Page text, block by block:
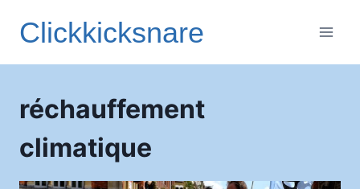
Clickkicksnare
réchauffement
climatique